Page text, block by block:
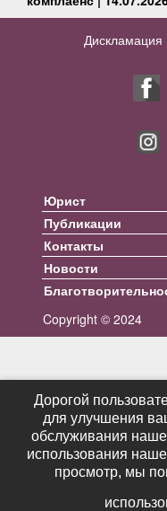
Copyright © 2024
Юрист
Публикации
Контакты
Новости
Дорогой
для улучшения
обслуживания
использования
просмотр, мы
Дорогой
для улучшения
обслуживания
использования
просмотр, мы